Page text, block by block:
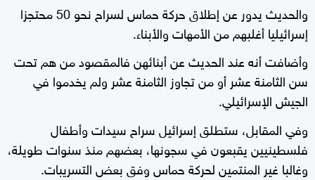
والحديث يدور عن إطلاق حركة حماس لسراح نحو 50 محتجزا
إسرائيليا أغلبهم من الأمهات والأبناء.
وأضافت أنه عند الحديث عن أبنائهن فالمقصود من هم تحت
سن الثامنة عشر أو من تجاوز الثامنة عشر ولم يخدموا في
الجيش الإسرائيلي.
وفي المقابل، ستطلق إسرائيل سراح سيدات وأطفال
فلسطينيين يقبعون في سجونها، بعضهم منذ سنوات طويلة،
وغالبا غير المنتمين لحركة حماس وفق بعض التسريبات.